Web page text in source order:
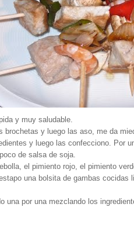
y muy saludable.
brochetas y luego las aso, me da
y luego las confecciono. Por
de salsa de soja.
el pimiento rojo, el pimiento
una bolsita de gambas
una por una mezclando los